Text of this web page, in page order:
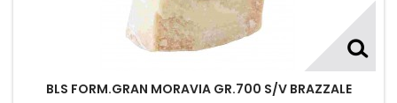
BLS FORM.GRAN MORAVIA GR.700 S/V BRAZZALE